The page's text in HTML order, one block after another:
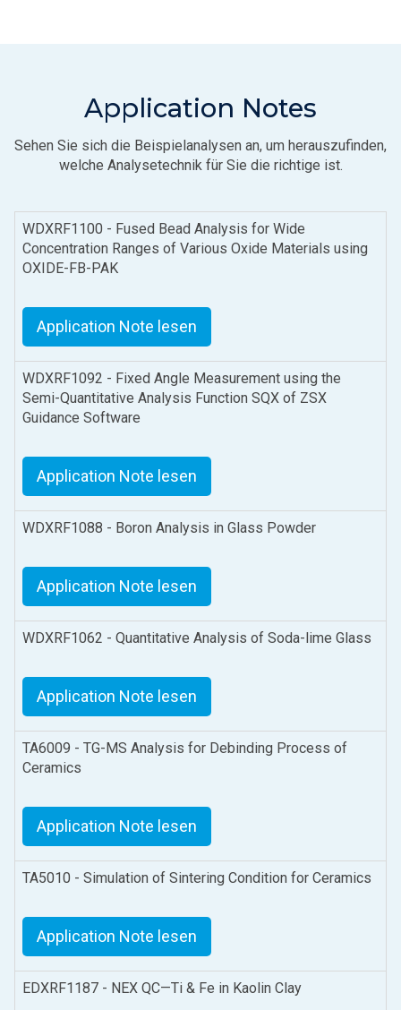
Application Notes
Sehen Sie sich die Beispielanalysen an, um herauszufinden,
welche Analysetechnik für Sie die richtige ist.
WDXRF1100 - Fused Bead Analysis for Wide
Concentration Ranges of Various Oxide Materials using
OXIDE-FB-PAK
Application Note lesen
WDXRF1092 - Fixed Angle Measurement using the
Semi-Quantitative Analysis Function SQX of ZSX
Guidance Software
Application Note lesen
WDXRF1088 - Boron Analysis in Glass Powder
Application Note lesen
WDXRF1062 - Quantitative Analysis of Soda-lime Glass
Application Note lesen
TA6009 - TG-MS Analysis for Debinding Process of
Ceramics
Application Note lesen
TA5010 - Simulation of Sintering Condition for Ceramics
Application Note lesen
EDXRF1187 - NEX QC—Ti & Fe in Kaolin Clay